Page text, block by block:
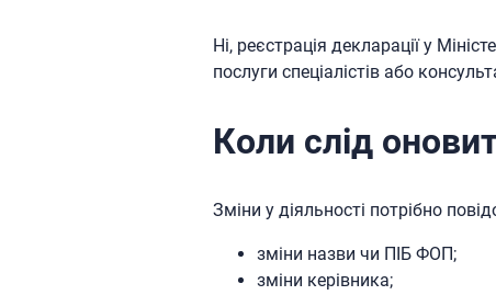
Ні, реєстрація декларації у
послуги спеціалістів або
Коли слід
Зміни у діяльності потрібно
зміни назви чи ПІБ ФОП;
зміни керівника;